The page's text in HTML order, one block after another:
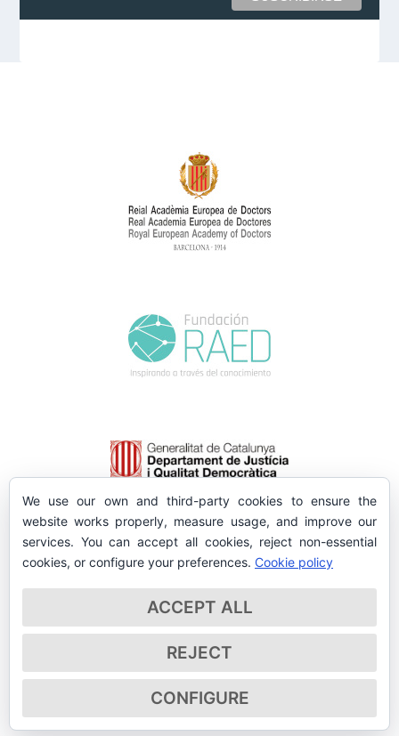
We use our own and third-party cookies to ensure the
website works properly, measure usage, and improve our
services. You can accept all cookies, reject non-essential
cookies, or configure your preferences. Cookie policy
ACCEPT ALL
REJECT
CONFIGURE